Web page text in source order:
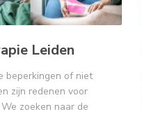
Leiden
beperkingen of niet
zijn redenen voor
zoeken naar de